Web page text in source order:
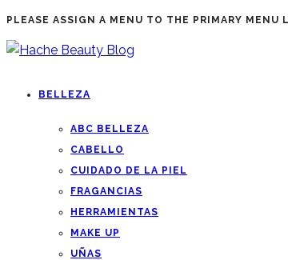
PLEASE ASSIGN A MENU TO THE PRIMARY MENU
BELLEZA
ABC BELLEZA
CABELLO
CUIDADO DE LA PIEL
FRAGANCIAS
HERRAMIENTAS
MAKE UP
UÑAS